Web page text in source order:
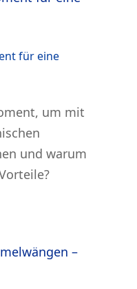
für eine
um mit
und warum